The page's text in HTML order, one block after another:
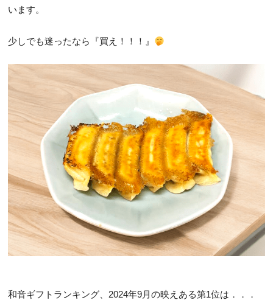
います。
少しでも迷ったなら『買え！！！』
和音ギフトランキング、2024年9月の映えある第1位は．．．